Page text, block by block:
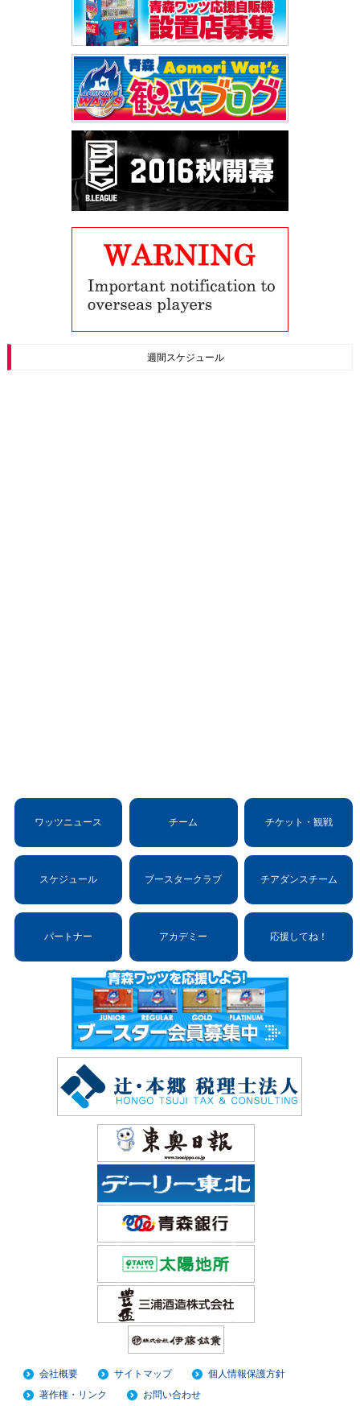
週間スケジュール
ワッツニュース チーム チケット・観戦
スケジュール ブースタークラブ チアダンスチーム
パートナー アカデミー 応援してね！
会社概要 サイトマップ
個人情報保護方針
著作権・リンク
お問い合わせ